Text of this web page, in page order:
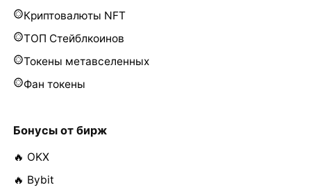
Криптовалюты NFT
ТОП Стейблкоинов
Токены метавселенных
Фан токены
Бонусы от бирж
🔥 OKX
🔥 Bybit